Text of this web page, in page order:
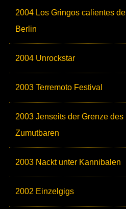
2004 Los Gringos calientes de
Berlin
2004 Unrockstar
2003 Terremoto Festival
2003 Jenseits der Grenze des
Zumutbaren
2003 Nackt unter Kannibalen
2002 Einzelgigs